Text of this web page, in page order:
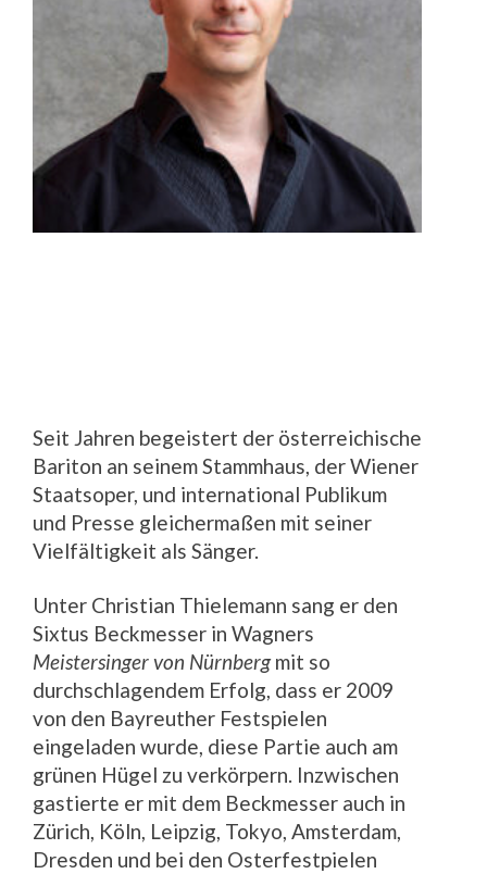
Seit Jahren begeistert der österreichische
Bariton an seinem Stammhaus, der Wiener
Staatsoper, und international Publikum
und Presse gleichermaßen mit seiner
Vielfältigkeit als Sänger.
Unter Christian Thielemann sang er den
Sixtus Beckmesser in Wagners
Meistersinger von Nürnbergmit so
durchschlagendem Erfolg, dass er 2009
von den Bayreuther Festspielen
eingeladen wurde, diese Partie auch am
grünen Hügel zu verkörpern. Inzwischen
gastierte er mit dem Beckmesser auch in
Zürich, Köln, Leipzig, Tokyo, Amsterdam,
Dresden und bei den Osterfestpielen